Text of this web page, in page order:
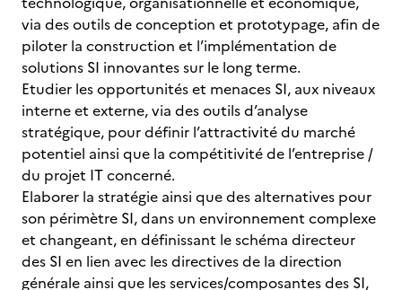
via des outils de conception et prototypage, afin de
piloter la construction et l’implémentation de
solutions SI innovantes sur le long terme.
Etudier les opportunités et menaces SI, aux niveaux
interne et externe, via des outils d’analyse
stratégique, pour définir l’attractivité du marché
potentiel ainsi que la compétitivité de l’entreprise /
du projet IT concerné.
Elaborer la stratégie ainsi que des alternatives pour
son périmètre SI, dans un environnement complexe
et changeant, en définissant le schéma directeur
des SI en lien avec les directives de la direction
générale ainsi que les services/composantes des SI,